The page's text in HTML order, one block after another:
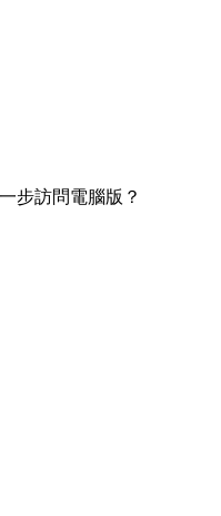
步訪問電腦版？